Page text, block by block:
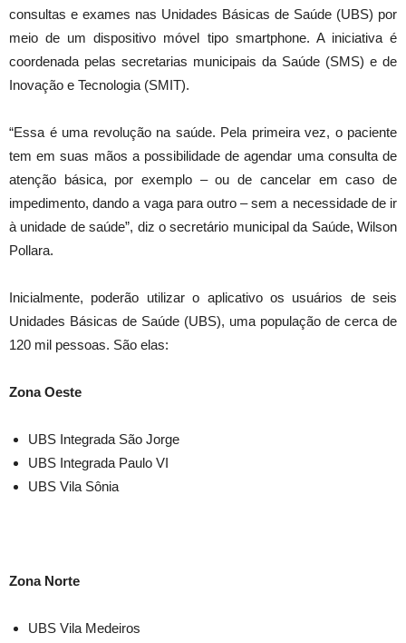
consultas e exames nas Unidades Básicas de Saúde (UBS) por
meio de um dispositivo móvel tipo smartphone. A iniciativa é
coordenada pelas secretarias municipais da Saúde (SMS) e de
Inovação e Tecnologia (SMIT).
“Essa é uma revolução na saúde. Pela primeira vez, o paciente
tem em suas mãos a possibilidade de agendar uma consulta de
atenção básica, por exemplo – ou de cancelar em caso de
impedimento, dando a vaga para outro – sem a necessidade de ir
à unidade de saúde”, diz o secretário municipal da Saúde, Wilson
Pollara.
Inicialmente, poderão utilizar o aplicativo os usuários de seis
Unidades Básicas de Saúde (UBS), uma população de cerca de
120 mil pessoas. São elas:
Zona Oeste
UBS Integrada São Jorge
UBS Integrada Paulo VI
UBS Vila Sônia
Zona Norte
UBS Vila Medeiros